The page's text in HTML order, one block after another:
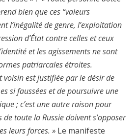
bien que ces “valeurs
l’inégalité de genre, l’exploitation
d’État contre celles et ceux
et les agissements ne sont
patriarcales étroites.
voisin est justifiée par le désir de
si faussées et de poursuivre une
; c’est une autre raison pour
toute la Russie doivent s’opposer
leurs forces. » Le manifeste